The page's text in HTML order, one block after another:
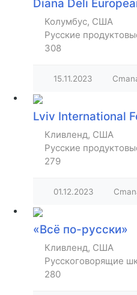
Diana Deli
Колумбус, США
Русские
308
15.11.2023
Lviv International
Кливленд, США
Русские
279
01.12.2023
«Всё по-русски»
Кливленд, США
Русскоговорящие
280